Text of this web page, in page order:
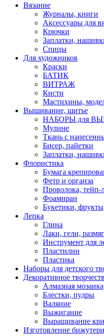
Вязание
Журналы, книги
Аксессуары для
Крючки
Заплатки,
Спицы
Для художников
Краски
БАТИК
ВИТРАЖ
Кисти
Мастихины,
Вышивание, шитье
НАБОРЫ для
Мулине
Ткань с
Бисер, пайетки
Заплатки,
Флористика
Бумага
Фетр и органза
Проволока,
Фоамиран
Букетики,
Лепка
Глина
Лаки, гели,
Инструмент для
Пластилин
Пластика
Наборы для детского
Декоративное
Алмазная
Блестки, пудры
Валяние
Выжигание
Выращивание
Изготовление